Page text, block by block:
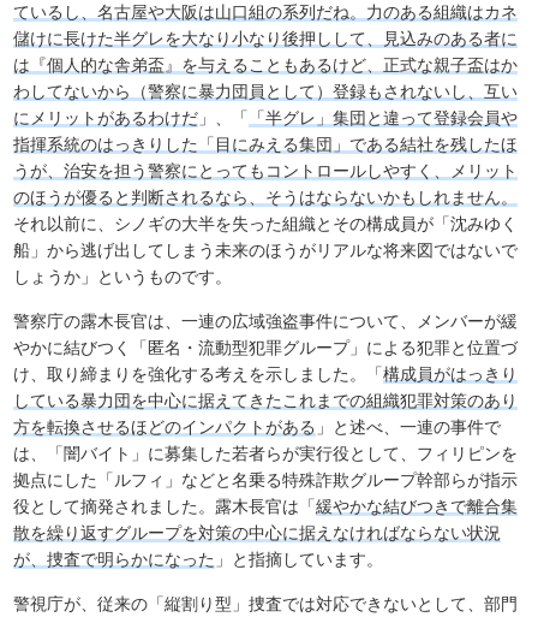
ているし、名古屋や大阪は山口組の系列だね。力のある組織はカネ
儲けに長けた半グレを大なり小なり後押しして、見込みのある者に
は『個人的な舎弟盃』を与えることもあるけど、正式な親子盃はか
わしてないから（警察に暴力団員として）登録もされないし、互い
にメリットがあるわけだ 」、「
「半グレ」集団と違って登録会員や
指揮系統のはっきりした「目にみえる集団」である結社を残したほ
うが、治安を担う警察にとってもコントロールしやすく、メリット
のほうが優ると判断されるなら、そうはならないかもしれません。
それ以前に、シノギの大半を失った組織とその構成員が「沈みゆく
船」から逃げ出してしまう未来のほうがリアルな将来図ではないで
しょうか」というものです。
警察庁の露木長官は、一連の広域強盗事件について、メンバーが緩
やかに結びつく「匿名・流動型犯罪グループ」による犯罪と位置づ
け、取り締まりを強化する考えを示しました。「構成員がはっきり
している暴力団を中心に据えてきたこれまでの組織犯罪対策のあり
方を転換させるほどのインパクトがある 」と述べ、一連の事件で
は、「闇バイト」に募集した若者らが実行役として、フィリピンを
拠点にした「ルフィ」などと名乗る特殊詐欺グループ幹部らが指示
役として摘発されました。露木長官は「緩やかな結びつきで離合集
散を繰り返すグループを対策の中心に据えなければならない状況
が、捜査で明らかになった 」と指摘しています。
警視庁が、従来の「縦割り型」捜査では対応できないとして、部門